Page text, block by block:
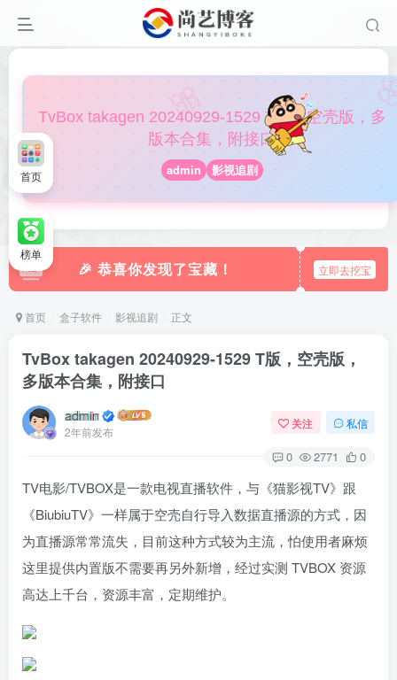
🎀
TvBox takagen 20240929-1529 T版，空壳版，多
版本合集，附接口
admin 影视追剧
🎉 恭喜你发现了宝藏！ 立即去挖宝
首页 盒子软件 影视追剧 正文
TvBox takagen 20240929-1529 T版，空壳版，
多版本合集，附接口
admin
2年前发布
关注 私信
0 2771 0
TV电影/TVBOX是一款电视直播软件，与《猫影视TV》跟
《BiubiuTV》一样属于空壳自行导入数据直播源的方式，因
为直播源常常流失，目前这种方式较为主流，怕使用者麻烦
这里提供内置版不需要再另外新增，经过实测 TVBOX 资源
高达上千台，资源丰富，定期维护。
首页
榜单